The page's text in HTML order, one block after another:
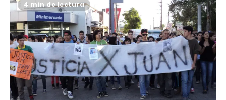
4 min de lectura